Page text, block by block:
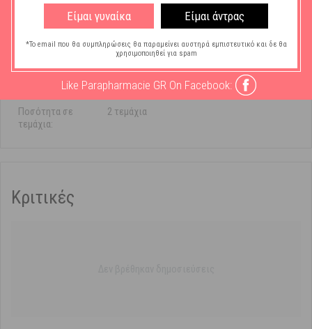
Μάρκα: Dr. Brown's
Συσκευής:
Ηλικία Βρέφους/
6m+
Ποσότητα σε
τεμάχια:
2 τεμάχια
Κριτικές
Είμαι γυναίκα Είμαι άντρας
*Το email που θα συμπληρώσεις θα παραμείνει αυστηρά εμπιστευτικό και δε θα
χρησιμοποιηθεί για spam
Like Parapharmacie GR On Facebook: